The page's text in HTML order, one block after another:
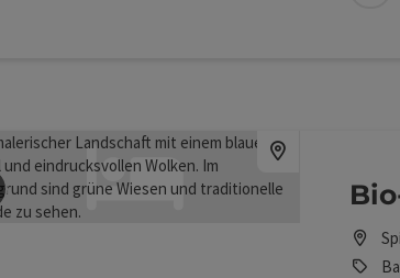
merken: Bio-Ferienhof Hotz